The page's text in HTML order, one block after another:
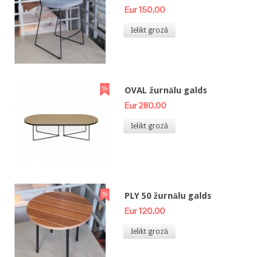
Eur 150,00
Ielikt grozā
OVAL žurnālu galds
Eur 280,00
Ielikt grozā
PLY 50 žurnālu galds
Eur 120,00
Ielikt grozā